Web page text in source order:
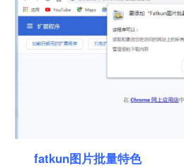
fatkun图片批量特色